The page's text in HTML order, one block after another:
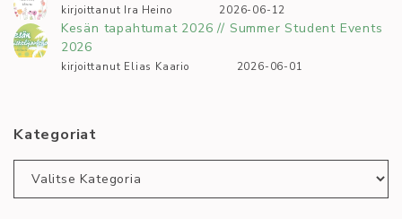
kirjoittanut Ira Heino 2026-06-12
Kesän tapahtumat 2026 // Summer Student Events
2026
kirjoittanut Elias Kaario 2026-06-01
Kategoriat
Kategoriat